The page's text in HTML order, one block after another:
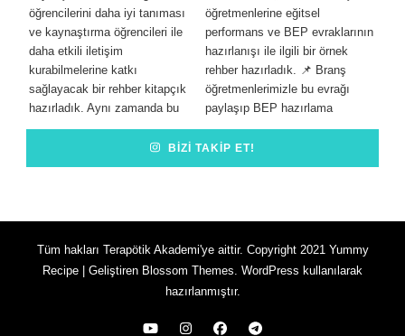
BIZI TAKIP ET!
Tüm hakları Terapötik Akademi'ye aittir. Copyright 2021 Yummy
Recipe | Geliştiren Blossom Themes WordPress kullanılarak
hazırlanmıştır.